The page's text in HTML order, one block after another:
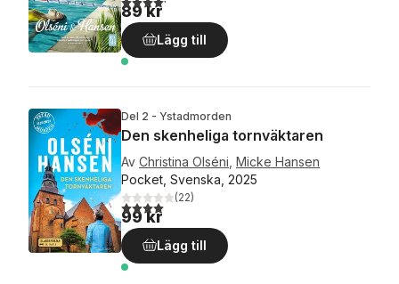
89 kr
Lägg till
Del 2 - Ystadmorden
Den skenheliga tornväktaren
Av Christina Olséni Micke Hansen
Pocket, Svenska, 2025
4,0utav 5 stjärnor. Totalt antal röster:
(22)
99 kr
Lägg till